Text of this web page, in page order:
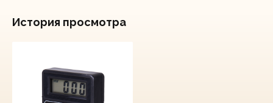
История просмотра